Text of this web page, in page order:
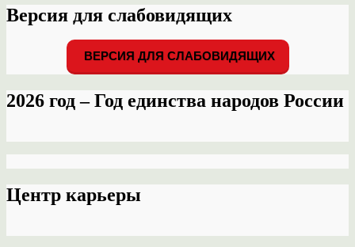
Версия для слабовидящих
ВЕРСИЯ ДЛЯ СЛАБОВИДЯЩИХ
2026 год – Год единства народов России
Центр карьеры